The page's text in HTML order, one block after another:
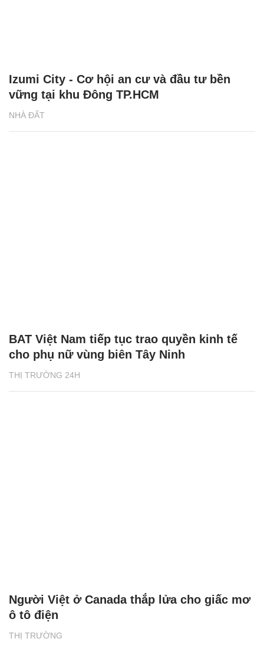
NHÀ ĐẤT
Izumi City - Cơ hội an cư và đầu tư bền
vững tại khu Đông TP.HCM
THỊ TRƯỜNG 24H
BAT Việt Nam tiếp tục trao quyền kinh tế
cho phụ nữ vùng biên Tây Ninh
THỊ TRƯỜNG
Người Việt ở Canada thắp lửa cho giấc mơ
ô tô điện